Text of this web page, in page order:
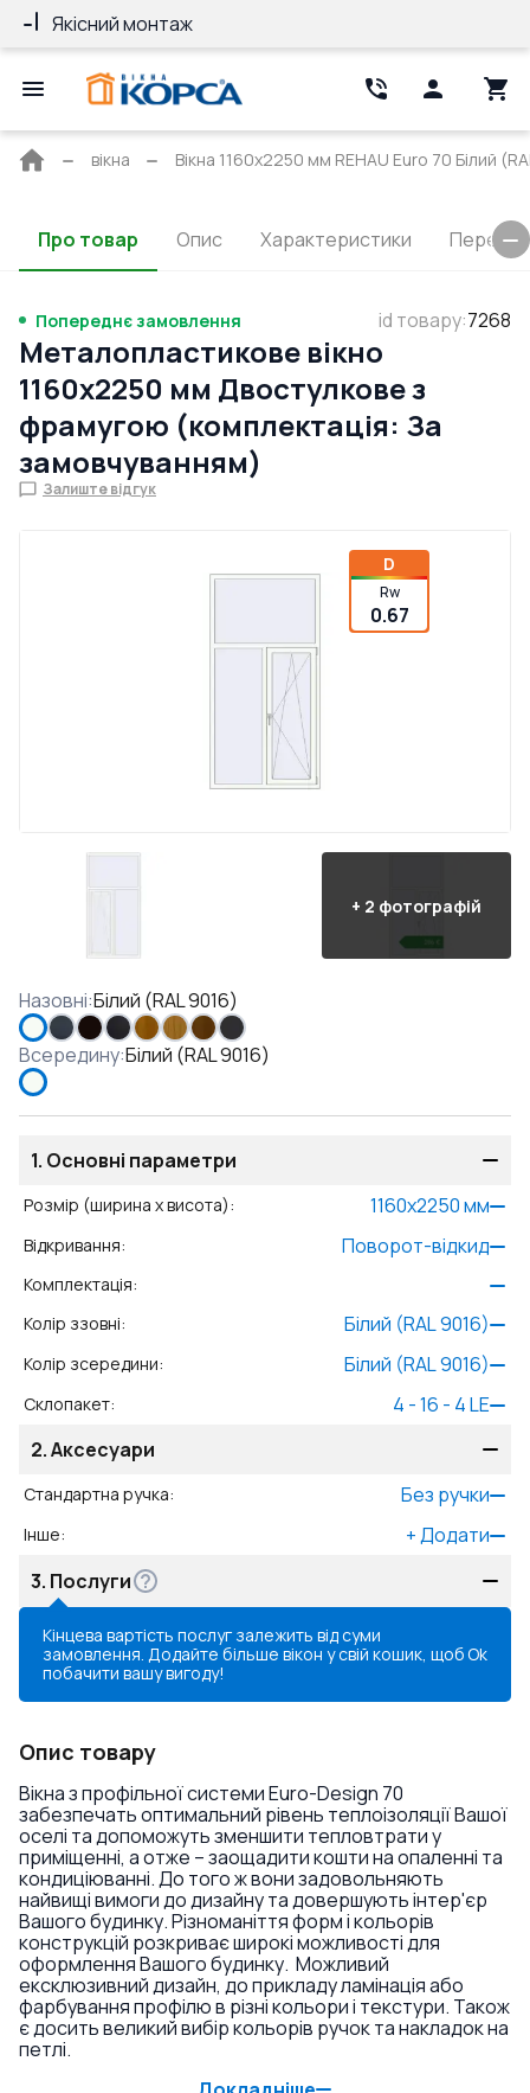
Якісний монтаж
Головна
вікна Вікна 1160x2250 мм REHAU Euro 70 Білий
Про товар Опис Характеристики
Попереднє замовлення id товару:7268
Металопластикове вікно
1160x2250 мм Двостулкове з
фрамугою (комплектація: За
замовчуванням)
Залиште відгук
D
Rw
0.67
+ 2 фотографій
Назовні:Білий (RAL 9016)
Всередину:Білий (RAL 9016)
1. Основні параметри
Розмір (ширина x висота): 1160x2250мм
Відкривання: Поворот-відкид
Комплектація:
Колір ззовні: Білий (RAL 9016)
Колір зсередини: Білий (RAL 9016)
Склопакет:
4 - 16 - 4 LE
2.Аксесуари
Стандартна ручка: Без ручки
Інше: +Додати
3. Послуги
Кінцева вартість послуг залежить від суми
замовлення. Додайте більше вікон у свій кошик, щоб
побачити вашу вигоду!
Ok
Опис товару
Вікна з профільної системи Euro-Design 70
забезпечать оптимальний рівень теплоізоляції Вашої
оселі та допоможуть зменшити тепловтрати у
приміщенні, а отже – заощадити кошти на опаленні та
кондиціюванні. До того ж вони задовольняють
найвищі вимоги до дизайну та довершують інтер'єр
Вашого будинку. Різноманіття форм і кольорів
конструкцій розкриває широкі можливості для
оформлення Вашого будинку. Можливий
ексклюзивний дизайн, до прикладу ламінація або
фарбування профілю в різні кольори і текстури. Також
є досить великий вибір кольорів ручок та накладок на
петлі.